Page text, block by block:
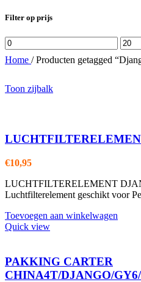
Filter op prijs
Min.
prijs
Max.
prijs
Home / Producten getagged
Toon zijbalk
€10,95
LUCHTFILTERELEMENT
Luchtfilterelement geschikt voor
Toevoegen aan winkelwagen
Quick view
PAKKING CARTER
CHINA4T/DJANGO/